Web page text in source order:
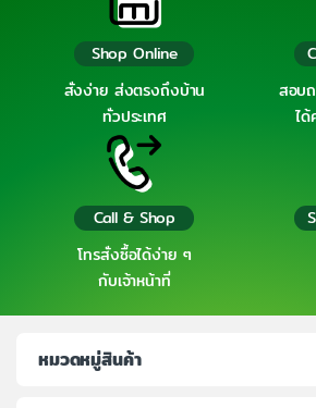
Shop Online
สั่งง่าย ส่งตรงถึงบ้าน
ทั่วประเทศ
สอบ
ได้
Call & Shop
โทรสั่งซื้อได้ง่าย ๆ
กับเจ้าหน้าที่
หมวดหมู่สินค้า